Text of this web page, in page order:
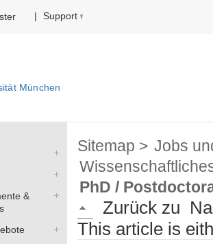
| Support
München
&
Sitemap > Jobs
PhD /
Zurück zu
This article is